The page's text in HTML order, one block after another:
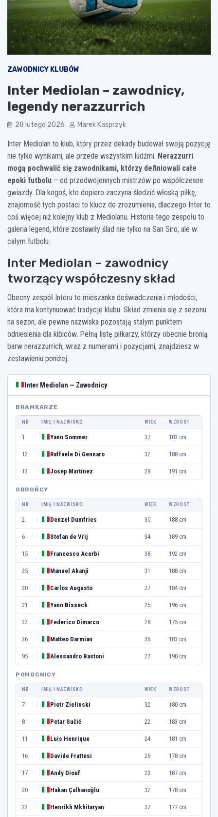
ZAWODNICY KLUBÓW
Inter Mediolan – zawodnicy,
legendy nerazzurrich
28 lutego 2026 Marek Kasprzyk
Inter Mediolan to klub, który przez dekady budował swoją pozycję
nie tylko wynikami, ale przede wszystkim ludźmi. Nerazzurri
mogą pochwalić się zawodnikami, którzy definiowali całe
epoki futbolu – od przedwojennych mistrzów po współczesne
gwiazdy. Dla kogoś, kto dopiero zaczyna śledzić włoską piłkę,
znajomość tych postaci to klucz do zrozumienia, dlaczego Inter to
coś więcej niż kolejny klub z Mediolanu. Historia tego zespołu to
galeria legend, które zostawiły ślad nie tylko na San Siro, ale w
całym futbolu.
Inter Mediolan – zawodnicy
tworzący współczesny skład
Obecny zespół Interu to mieszanka doświadczenia i młodości,
która ma kontynuować tradycje klubu. Skład zmienia się z sezonu
na sezon, ale pewne nazwiska pozostają stałym punktem
odniesienia dla kibiców. Pełną listę piłkarzy, którzy obecnie bronią
barw nerazzurrich, wraz z numerami i pozycjami, znajdziesz w
zestawieniu poniżej.
Inter Mediolan — Zawodnicy
BRAMKARZE
NR IMIĘ I NAZWISKO WIEK WZROST
1 Yann Sommer 37 183 cm
12 Raffaele Di Gennaro 32 188 cm
13 Josep Martínez 28 191 cm
OBROŃCY
NR IMIĘ I NAZWISKO WIEK WZROST
2 Denzel Dumfries 30 188 cm
6 Stefan de Vrij 34 189 cm
15 Francesco Acerbi 38 192 cm
25 Manuel Akanji 31 188 cm
30 Carlos Augusto 27 184 cm
31 Yann Bisseck 25 196 cm
32 Federico Dimarco 28 175 cm
36 Matteo Darmian 36 183 cm
95 Alessandro Bastoni 27 190 cm
POMOCNICY
NR IMIĘ I NAZWISKO WIEK WZROST
7 Piotr Zielinski 32 180 cm
8 Petar Sučić 22 183 cm
11 Luis Henrique 24 181 cm
16 Davide Frattesi 26 178 cm
17 Andy Diouf 23 187 cm
20 Hakan Çalhanoğlu 32 178 cm
22 Henrikh Mkhitaryan 37 177 cm